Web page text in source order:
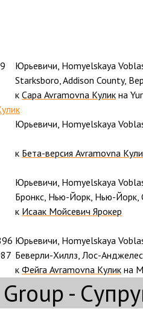
Юрьевичи, Homyelskaya
Starksboro, Addison County,
к Сара Avramovna Кулик на
Юрьевичи, Homyelskaya
к Бета-версия Avramovna
Юрьевичи, Homyelskaya
Бронкс, Нью-Йорк, Нью-
к Исаак Мойсевич Ярокер
Юрьевичи, Homyelskaya
Беверли-Хиллз, Лос-
к Фейга Avramovna Кулик на
-